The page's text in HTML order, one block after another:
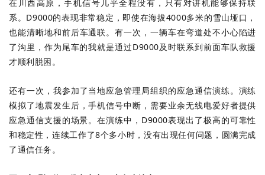
在川西高原，手机信号几乎全程没有，只有对讲机能够保持联
系。D9000的表现非常稳定，即使在海拔4000多米的雪山垭口，
也能清晰地和前后车通联。有一次，一辆车在弯道处不小心陷进
了沟里，作为尾车的我就是通过D9000及时联系到前面车队救援
才顺利脱困。
还有一次，我参加了当地应急管理局组织的应急通信演练。演练
模拟了地震发生后，手机信号中断，需要业余无线电爱好者提供
应急通信支援的场景。在演练中，D9000表现出了极高的可靠性
和稳定性，连续工作了8个多小时，没有出现任何问题，圆满完成
了通信任务。